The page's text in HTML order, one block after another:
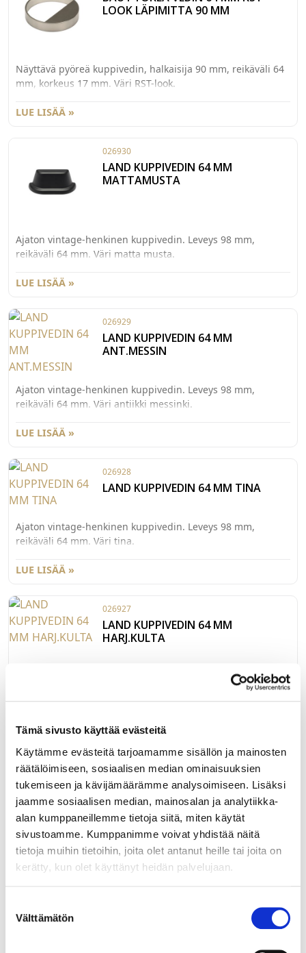
Tämä sivusto käyttää evästeitä
Käytämme evästeitä tarjoamamme sisällön ja mainosten
räätälöimiseen, sosiaalisen median ominaisuuksien
tukemiseen ja kävijämäärämme analysoimiseen. Lisäksi
jaamme sosiaalisen median, mainosalan ja analytiikka-
alan kumppaneillemme tietoja siitä, miten käytät
sivustoamme. Kumppanimme voivat yhdistää näitä
tietoja muihin tietoihin, joita olet antanut heille tai joita on
kerätty, kun olet käyttänyt heidän palvelujaan.
valinta
Välttämätön
LOOK LÄPIMITTA 90 MM
Näyttävä pyöreä kuppivedin, halkaisija 90 mm, reikäväli 64
mm, korkeus 17 mm. Väri RST-look.
LUE LISÄÄ »
026930
LAND KUPPIVEDIN 64 MM
MATTAMUSTA
Ajaton vintage-henkinen kuppivedin. Leveys 98 mm,
reikäväli 64 mm. Väri matta musta.
LUE LISÄÄ »
026929
LAND KUPPIVEDIN 64 MM
ANT.MESSIN
Ajaton vintage-henkinen kuppivedin. Leveys 98 mm,
reikäväli 64 mm. Väri antiikki messinki.
LUE LISÄÄ »
026928
LAND KUPPIVEDIN 64 MM TINA
Ajaton vintage-henkinen kuppivedin. Leveys 98 mm,
reikäväli 64 mm. Väri tina.
LUE LISÄÄ »
026927
LAND KUPPIVEDIN 64 MM
HARJ.KULTA
Ajaton vintage-henkinen kuppivedin. Leveys 98 mm,
026239
KUPPIVEDIN CAPPA ANT.RAUTA 96
MM
Moderni, selkeälinjainen kuppivedin Cappa, reikäjako
96mm, antiikki rauta. Mitat 116(l)x19(s)x27(k)mm. Materiaali
pinnoitettu samakki.
LUE LISÄÄ »
KUPPIVEDIN CAPPA RST-LOOK 96